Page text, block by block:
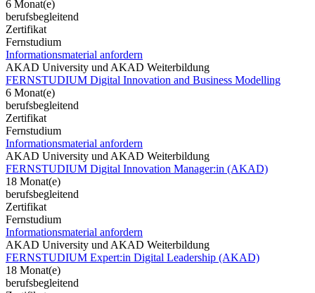
6 Monat(e)
berufsbegleitend
Zertifikat
Fernstudium
Informationsmaterial anfordern
AKAD University und AKAD Weiterbildung
FERNSTUDIUM Digital Innovation and Business Modelling
6 Monat(e)
berufsbegleitend
Zertifikat
Fernstudium
Informationsmaterial anfordern
AKAD University und AKAD Weiterbildung
FERNSTUDIUM Digital Innovation Manager:in (AKAD)
18 Monat(e)
berufsbegleitend
Zertifikat
Fernstudium
Informationsmaterial anfordern
AKAD University und AKAD Weiterbildung
FERNSTUDIUM Expert:in Digital Leadership (AKAD)
18 Monat(e)
berufsbegleitend